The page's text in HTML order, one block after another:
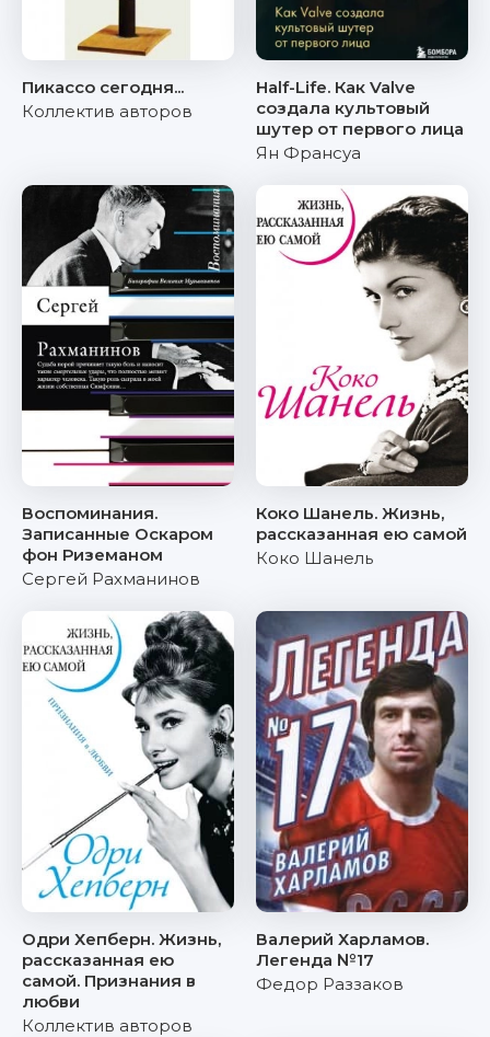
Пикассо сегодня...
Коллектив авторов
Half-Life. Как Valve
создала культовый
шутер от первого лица
Ян Франсуа
Воспоминания.
Записанные Оскаром
фон Риземаном
Сергей Рахманинов
Коко Шанель. Жизнь,
рассказанная ею самой
Коко Шанель
Одри Хепберн. Жизнь,
рассказанная ею
самой. Признания в
любви
Коллектив авторов
Валерий Харламов.
Легенда №17
Федор Раззаков